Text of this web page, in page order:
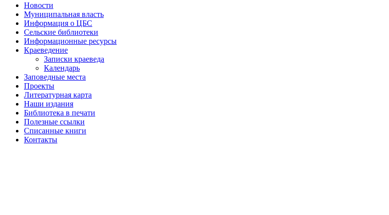
Новости
Муниципальная власть
Информация о ЦБС
Сельские библиотеки
Информационные ресурсы
Краеведение
Записки краеведа
Календарь
Заповедные места
Проекты
Литературная карта
Наши издания
Библиотека в печати
Полезные ссылки
Списанные книги
Контакты